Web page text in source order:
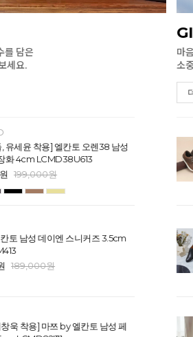
를 담은
세요.
, 유세윤 착용] 엘칸토 오렌38 남성
화 4cm LCMD38U613
원 199,000원
토 남성 데이엔 스니커즈 3.5cm
189,000원
욱 착용] 마쯔 by 엘칸토 남성 페
마
소